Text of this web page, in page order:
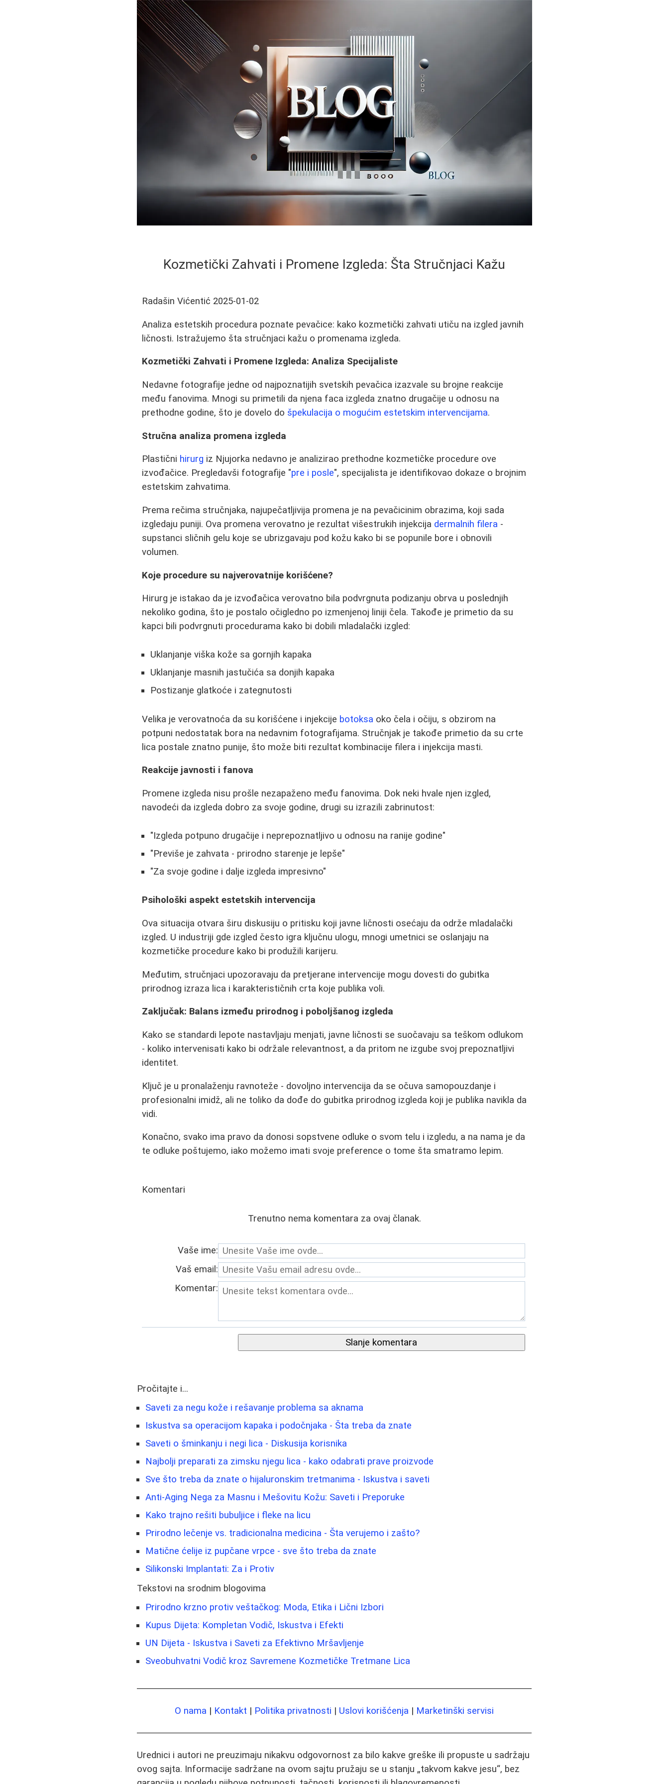
Kozmetički Zahvati i Promene Izgleda: Šta Stručnjaci Kažu
Radašin Vićentić 2025-01-02
Analiza estetskih procedura poznate pevačice: kako kozmetički zahvati utiču na izgled javnih
ličnosti. Istražujemo šta stručnjaci kažu o promenama izgleda.
Kozmetički Zahvati i Promene Izgleda: Analiza Specijaliste
Nedavne fotografije jedne od najpoznatijih svetskih pevačica izazvale su brojne reakcije
među fanovima. Mnogi su primetili da njena faca izgleda znatno drugačije u odnosu na
prethodne godine, što je dovelo do špekulacija o mogućim estetskim intervencijama.
Stručna analiza promena izgleda
Plastični hirurg iz Njujorka nedavno je analizirao prethodne kozmetičke procedure ove
izvođačice. Pregledavši fotografije "pre i posle", specijalista je identifikovao dokaze o brojnim
estetskim zahvatima.
Prema rečima stručnjaka, najupečatljivija promena je na pevačicinim obrazima, koji sada
izgledaju puniji. Ova promena verovatno je rezultat višestrukih injekcija dermalnih filera -
supstanci sličnih gelu koje se ubrizgavaju pod kožu kako bi se popunile bore i obnovili
volumen.
Koje procedure su najverovatnije korišćene?
Hirurg je istakao da je izvođačica verovatno bila podvrgnuta podizanju obrva u poslednjih
nekoliko godina, što je postalo očigledno po izmenjenoj liniji čela. Takođe je primetio da su
kapci bili podvrgnuti procedurama kako bi dobili mladalački izgled:
Uklanjanje viška kože sa gornjih kapaka
Uklanjanje masnih jastučića sa donjih kapaka
Postizanje glatkoće i zategnutosti
Velika je verovatnoća da su korišćene i injekcije botoksa oko čela i očiju, s obzirom na
potpuni nedostatak bora na nedavnim fotografijama. Stručnjak je takođe primetio da su crte
lica postale znatno punije, što može biti rezultat kombinacije filera i injekcija masti.
Reakcije javnosti i fanova
Promene izgleda nisu prošle nezapaženo među fanovima. Dok neki hvale njen izgled,
navodeći da izgleda dobro za svoje godine, drugi su izrazili zabrinutost:
"Izgleda potpuno drugačije i neprepoznatljivo u odnosu na ranije godine"
"Previše je zahvata - prirodno starenje je lepše"
"Za svoje godine i dalje izgleda impresivno"
Psihološki aspekt estetskih intervencija
Ova situacija otvara širu diskusiju o pritisku koji javne ličnosti osećaju da održe mladalački
izgled. U industriji gde izgled često igra ključnu ulogu, mnogi umetnici se oslanjaju na
kozmetičke procedure kako bi produžili karijeru.
Međutim, stručnjaci upozoravaju da pretjerane intervencije mogu dovesti do gubitka
prirodnog izraza lica i karakterističnih crta koje publika voli.
Zaključak: Balans između prirodnog i poboljšanog izgleda
Kako se standardi lepote nastavljaju menjati, javne ličnosti se suočavaju sa teškom odlukom
- koliko intervenisati kako bi održale relevantnost, a da pritom ne izgube svoj prepoznatljivi
identitet.
Ključ je u pronalaženju ravnoteže - dovoljno intervencija da se očuva samopouzdanje i
profesionalni imidž, ali ne toliko da dođe do gubitka prirodnog izgleda koji je publika navikla da
vidi.
Konačno, svako ima pravo da donosi sopstvene odluke o svom telu i izgledu, a na nama je da
te odluke poštujemo, iako možemo imati svoje preference o tome šta smatramo lepim.
Komentari
Trenutno nema komentara za ovaj članak.
Vaše ime:
Vaš email:
Komentar:
Slanje komentara
Pročitajte i...
Saveti za negu kože i rešavanje problema sa aknama
Iskustva sa operacijom kapaka i podočnjaka - Šta treba da znate
Saveti o šminkanju i negi lica - Diskusija korisnika
Najbolji preparati za zimsku njegu lica - kako odabrati prave proizvode
Sve što treba da znate o hijaluronskim tretmanima - Iskustva i saveti
Anti-Aging Nega za Masnu i Mešovitu Kožu: Saveti i Preporuke
Kako trajno rešiti bubuljice i fleke na licu
Prirodno lečenje vs. tradicionalna medicina - Šta verujemo i zašto?
Matične ćelije iz pupčane vrpce - sve što treba da znate
Silikonski Implantati: Za i Protiv
Tekstovi na srodnim blogovima
Prirodno krzno protiv veštačkog: Moda, Etika i Lični Izbori
Kupus Dijeta: Kompletan Vodič, Iskustva i Efekti
UN Dijeta - Iskustva i Saveti za Efektivno Mršavljenje
Sveobuhvatni Vodič kroz Savremene Kozmetičke Tretmane Lica
O nama | Kontakt | Politika privatnosti | Uslovi korišćenja | Marketinški servisi
Urednici i autori ne preuzimaju nikakvu odgovornost za bilo kakve greške ili propuste u sadržaju
ovog sajta. Informacije sadržane na ovom sajtu pružaju se u stanju „takvom kakve jesu“, bez